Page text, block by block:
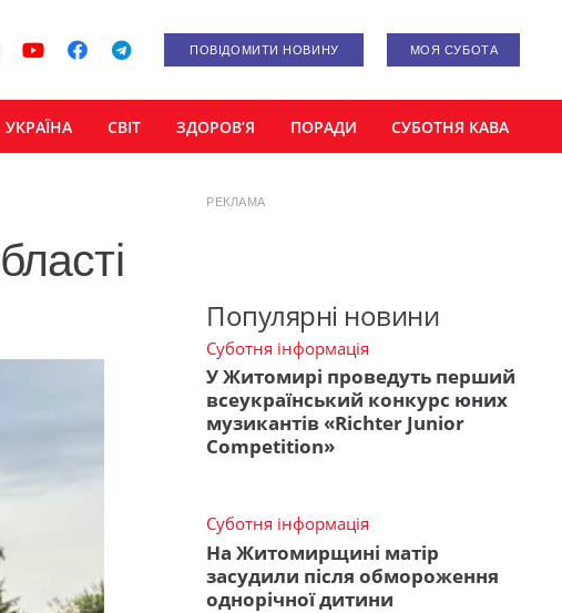
ПОВІДОМИТИ НОВИНУ МОЯ СУБОТА
УКРАЇНА СВІТ ЗДОРОВ’Я ПОРАДИ СУБОТНЯ КАВА
РЕКЛАМА
Популярні новини
Суботня інформація
У Житомирі проведуть перший
всеукраїнський конкурс юних
музикантів «Richter Junior
Competition»
Суботня інформація
На Житомирщині матір
засудили після обмороження
однорічної дитини